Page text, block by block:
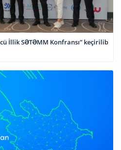
İllik SƏTƏMM Konfransı” keçirilib